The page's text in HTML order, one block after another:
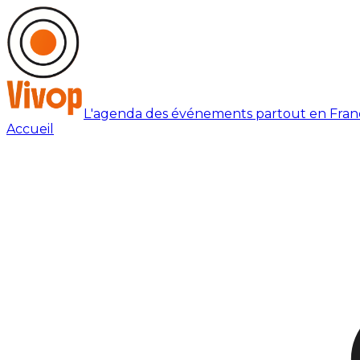
L'agenda des événements partout en
Accueil